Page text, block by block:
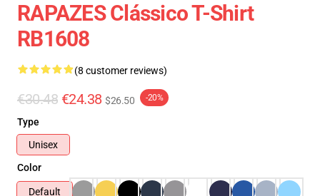
RAPAZES Clássico T-Shirt
RB1608
(8 customer reviews)
€30.48 €24.38 $26.50 -20%
Type
Unisex
Color
Default